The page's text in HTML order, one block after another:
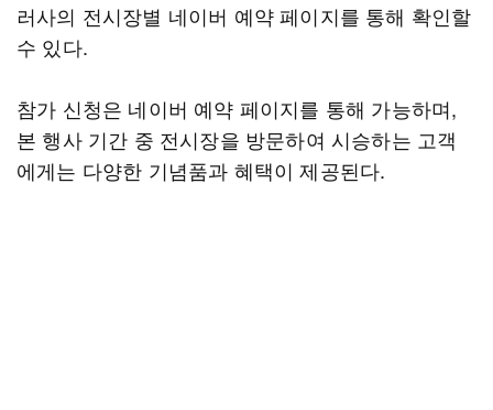
러사의 전시장별 네이버 예약 페이지를 통해 확인할
수 있다.
참가 신청은 네이버 예약 페이지를 통해 가능하며,
본 행사 기간 중 전시장을 방문하여 시승하는 고객
에게는 다양한 기념품과 혜택이 제공된다.